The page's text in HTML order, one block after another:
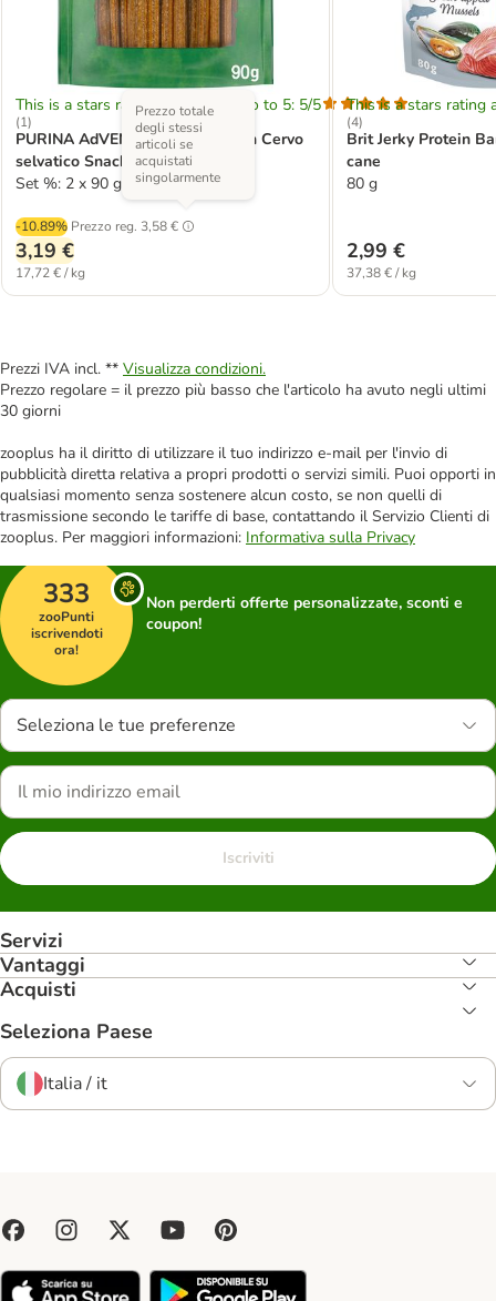
This is a stars rating area from zero to 5: 5/5
(1)
PURINA AdVENTuROS Strips con Cervo
selvatico Snack per cane
Set %: 2 x 90 g
-10.89% Prezzo reg. 3,58 €
Prezzo totale
degli stessi
articoli se
acquistati
singolarmente
3,19 €
17,72 € / kg
This is a stars rating
(4)
Brit Jerky Protein
cane
80 g
2,99 €
37,38 € / kg
Prezzi IVA incl. ** Visualizza condizioni.
Prezzo regolare = il prezzo più basso che l'articolo ha avuto negli ultimi
30 giorni
zooplus ha il diritto di utilizzare il tuo indirizzo e-mail per l'invio di
pubblicità diretta relativa a propri prodotti o servizi simili. Puoi opporti in
qualsiasi momento senza sostenere alcun costo, se non quelli di
trasmissione secondo le tariffe di base, contattando il Servizio Clienti di
zooplus. Per maggiori informazioni: Informativa sulla Privacy
333
zooPunti
iscrivendoti
ora!
Non perderti offerte personalizzate, sconti e
coupon!
Seleziona le tue preferenze
Iscriviti
Servizi
Vantaggi
Acquisti
Seleziona Paese
Italia / it